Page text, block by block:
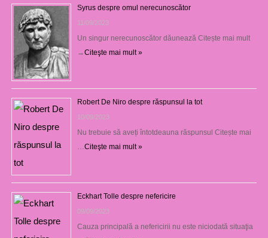
Syrus despre omul nerecunoscător
11/09/2023
Un singur nerecunoscător dăunează Citește mai mult
→Citeşte mai mult »
Robert De Niro despre răspunsul la tot
10/09/2023
Nu trebuie să aveți întotdeauna răspunsul Citește mai
Citeşte mai mult »
Eckhart Tolle despre nefericire
09/09/2023
Cauza principală a nefericirii nu este niciodată situaţia